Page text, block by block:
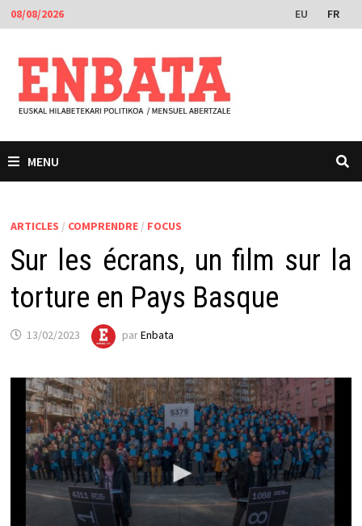
Passer
au
contenu
08/08/2026 EU FR
MENU
ARTICLES / COMPRENDRE/ FOCUS
Sur les écrans, un film sur la
torture en Pays Basque
13/02/2023 parEnbata